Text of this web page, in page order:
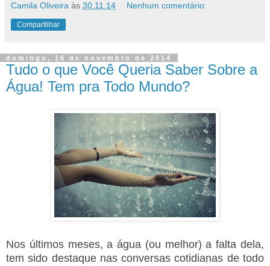
Camila Oliveira às 30.11.14 Nenhum comentário:
Compartilhar
domingo, 16 de novembro de 2014
Tudo o que Você Queria Saber Sobre a
Água! Tem pra Todo Mundo?
Nos últimos meses, a água (ou melhor) a falta dela,
tem sido destaque nas conversas cotidianas de todo